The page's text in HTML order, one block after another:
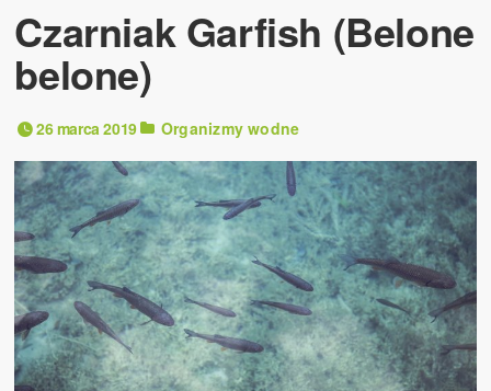
Czarniak Garfish (Belone
belone)
26 marca 2019 Organizmy wodne